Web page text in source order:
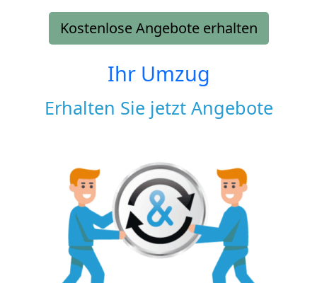
Kostenlose Angebote erhalten
Ihr Umzug
Erhalten Sie jetzt Angebote